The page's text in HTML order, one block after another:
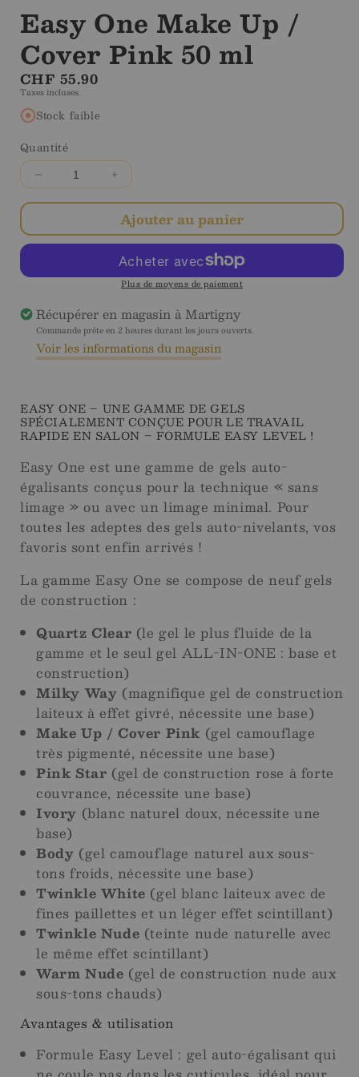
Easy One Make Up /
Cover Pink 50 ml
Prix
régulier
CHF 55.90
Taxes incluses.
Stock faible
Quantité
Diminuer
la
pour
Easy
Make
/
Cover
Pink
Augmenter
la
quantité
pour
Easy
One
Make
/
Cover
Pink
Ajouter au panier
Plus de moyens de paiement
Récupérer en magasin à Martigny
Commande prête en 2 heures durant les jours ouverts.
Voir les informations du magasin
EASY ONE – UNE GAMME DE GELS
SPÉCIALEMENT CONÇUE POUR LE TRAVAIL
RAPIDE EN SALON – FORMULE EASY LEVEL !
Easy One est une gamme de gels auto-
égalisants conçus pour la technique « sans
limage » ou avec un limage minimal. Pour
toutes les adeptes des gels auto-nivelants, vos
favoris sont enfin arrivés !
La gamme Easy One se compose de neuf gels
de construction :
Quartz Clear (le gel le plus fluide de la
gamme et le seul gel ALL-IN-ONE : base et
construction)
Milky Way (magnifique gel de construction
laiteux à effet givré, nécessite une base)
Make Up / Cover Pink (gel camouflage
très pigmenté, nécessite une base)
Pink Star (gel de construction rose à forte
couvrance, nécessite une base)
Ivory (blanc naturel doux, nécessite une
base)
Body (gel camouflage naturel aux sous-
tons froids, nécessite une base)
Twinkle White (gel blanc laiteux avec de
fines paillettes et un léger effet scintillant)
Twinkle Nude (teinte nude naturelle avec
le même effet scintillant)
Warm Nude (gel de construction nude aux
sous-tons chauds)
Avantages & utilisation
Formule Easy Level : gel auto-égalisant qui